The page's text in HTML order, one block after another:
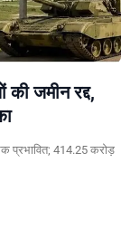
की जमीन रद्द,
प्रभावित; 414.25 करोड़